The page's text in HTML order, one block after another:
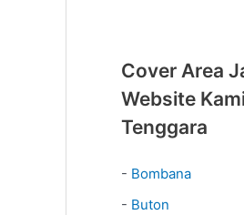
Cover Area
Website
Tenggara
- Bombana
- Buton